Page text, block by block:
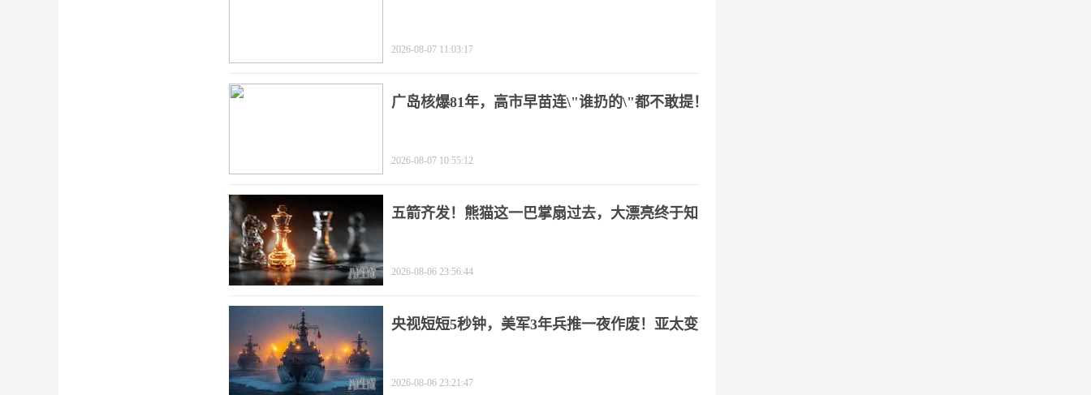
2026-08-07 11:03:17
广岛核爆81年，高市早苗连\"谁扔的\"都不敢提！
2026-08-07 10:55:12
五箭齐发！熊猫这一巴掌扇过去，大漂亮终于知
2026-08-06 23:56:44
央视短短5秒钟，美军3年兵推一夜作废！亚太变
2026-08-06 23:21:47